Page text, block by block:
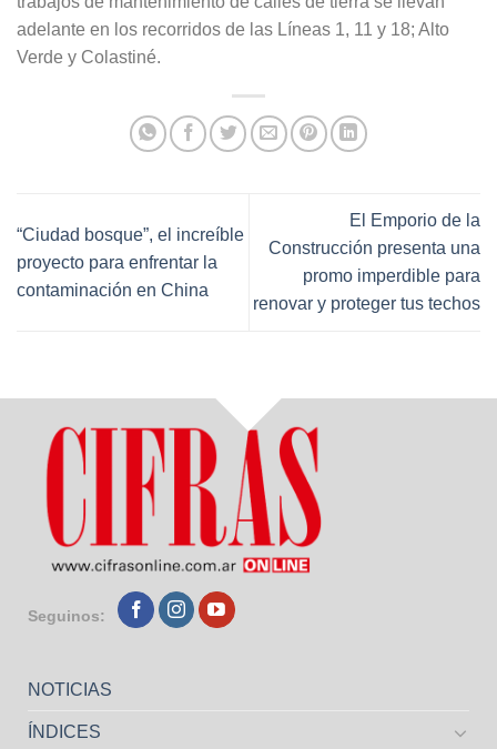
adelante en los recorridos de las Líneas 1, 11 y 18; Alto
Verde y Colastiné.
“Ciudad bosque”, el increíble
proyecto para enfrentar la
contaminación en China
El Emporio de la
Construcción presenta una
promo imperdible para
renovar y proteger tus techos
Seguinos:
NOTICIAS
ÍNDICES